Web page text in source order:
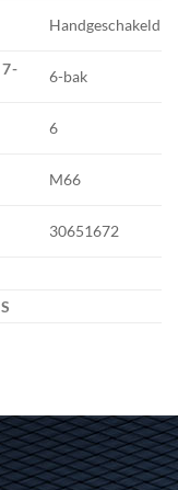
Handgeschakeld
7-
6-bak
6
M66
30651672